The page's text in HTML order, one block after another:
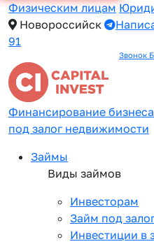
Физическим лицам
Новороссийск
91
Звонок
Финансирование
под залог недвижимости
Займы
Виды займов
Инвесторам
Займ под
Инвестиции в